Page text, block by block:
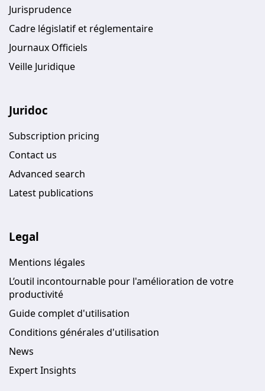
Jurisprudence
Cadre législatif et réglementaire
Journaux Officiels
Veille Juridique
Juridoc
Subscription pricing
Contact us
Advanced search
Latest publications
Legal
Mentions légales
L’outil incontournable pour l'amélioration de votre
productivité
Guide complet d'utilisation
Conditions générales d'utilisation
News
Expert Insights